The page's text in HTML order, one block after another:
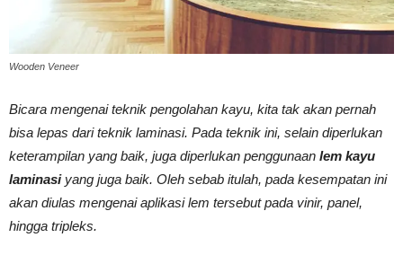
Cepat
Kering,
Kuat
Wooden Veneer
Bicara mengenai teknik pengolahan kayu, kita tak akan pernah
bisa lepas dari teknik laminasi. Pada teknik ini, selain diperlukan
keterampilan yang baik, juga diperlukan penggunaan lem kayu
laminasiyang juga baik. Oleh sebab itulah, pada kesempatan ini
akan diulas mengenai aplikasi lem tersebut pada vinir, panel,
hingga tripleks.